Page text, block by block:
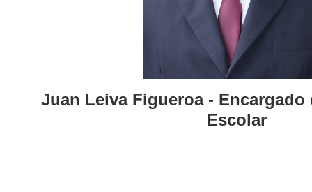
Juan Leiva Figueroa - Encargado
Escolar